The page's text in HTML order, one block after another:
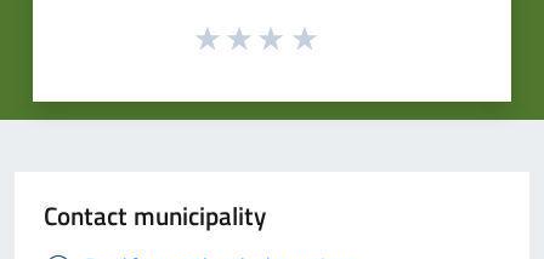
Contact municipality